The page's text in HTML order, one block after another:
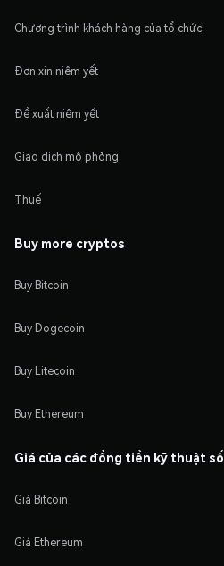
Chương trình khách hàng của tổ chức
Đơn xin niêm yết
Đề xuất niêm yết
Giao dịch mô phỏng
Thuế
Buy more cryptos
Buy Bitcoin
Buy Dogecoin
Buy Litecoin
Buy Ethereum
Giá của các đồng tiền kỹ thuật số
Giá Bitcoin
Giá Ethereum